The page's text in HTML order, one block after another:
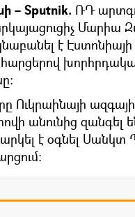
– Sputnik. ՌԴ
Մարիա
է
Ուկրաինայի
անունից զանգել
է օգնել Սանկտ